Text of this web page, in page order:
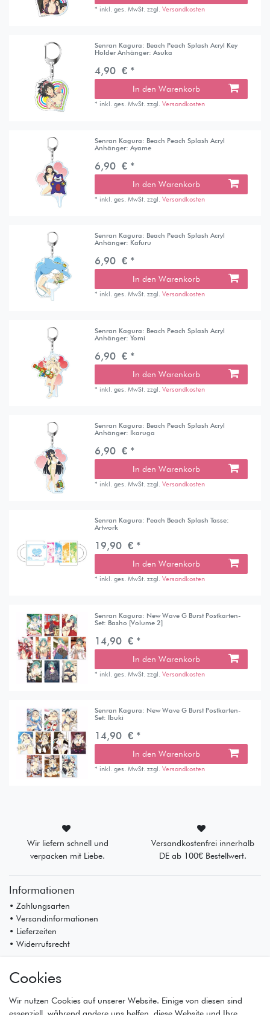
* inkl. ges. MwSt. zzgl.Versandkosten
Senran Kagura: Beach Peach Splash Acryl Key
Holder Anhänger: Asuka
4,90 € *
In den Warenkorb
* inkl. ges. MwSt. zzgl.Versandkosten
Senran Kagura: Beach Peach Splash Acryl
Anhänger: Ayame
6,90 € *
In den Warenkorb
* inkl. ges. MwSt. zzgl.Versandkosten
Senran Kagura: Beach Peach Splash Acryl
Anhänger: Kafuru
6,90 € *
In den Warenkorb
* inkl. ges. MwSt. zzgl.Versandkosten
Senran Kagura: Beach Peach Splash Acryl
Anhänger: Yomi
6,90 € *
In den Warenkorb
* inkl. ges. MwSt. zzgl.Versandkosten
Senran Kagura: Beach Peach Splash Acryl
Anhänger: Ikaruga
6,90 € *
In den Warenkorb
* inkl. ges. MwSt. zzgl.Versandkosten
Senran Kagura: Peach Beach Splash Tasse:
Artwork
19,90 € *
In den Warenkorb
* inkl. ges. MwSt. zzgl.Versandkosten
Senran Kagura: New Wave G Burst Postkarten-
Set: Basho [Volume 2]
14,90 € *
In den Warenkorb
* inkl. ges. MwSt. zzgl.Versandkosten
Senran Kagura: New Wave G Burst Postkarten-
Set: Ibuki
14,90 € *
In den Warenkorb
* inkl. ges. MwSt. zzgl.Versandkosten
Wir liefern schnell und
verpacken mit Liebe.
Versandkostenfrei innerhalb
DE ab 100€ Bestellwert.
Informationen
• Zahlungsarten
• Versandinformationen
• Lieferzeiten
• Widerrufsrecht
• Registrierung
• Warenkorb
Cookies
Wir nutzen Cookies auf unserer Website. Einige von diesen sind